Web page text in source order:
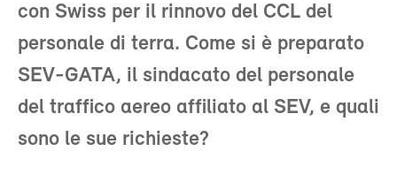
con Swiss per il rinnovo del CCL del
personale di terra. Come si è preparato
SEV-GATA, il sindacato del personale
del traffico aereo affiliato al SEV, e quali
sono le sue richieste?